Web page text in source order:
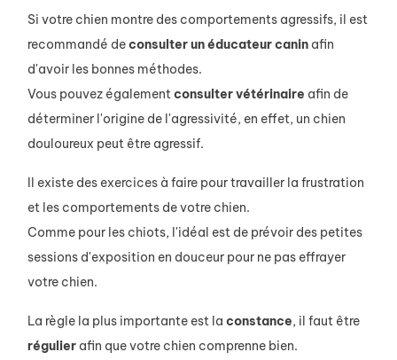
Si votre chien montre des comportements agressifs, il est
recommandé deconsulter un éducateur canin afin
d'avoir les bonnes méthodes.
Vous pouvez égalementconsulter vétérinaire afin de
déterminer l'origine de l'agressivité, en effet, un chien
douloureux peut être agressif.
Il existe des exercices à faire pour travailler la frustration
et les comportements de votre chien.
Comme pour les chiots, l'idéal est de prévoir des petites
sessions d'exposition en douceur pour ne pas effrayer
votre chien.
La règle la plus importante est la constance, il faut être
régulier afin que votre chien comprenne bien.